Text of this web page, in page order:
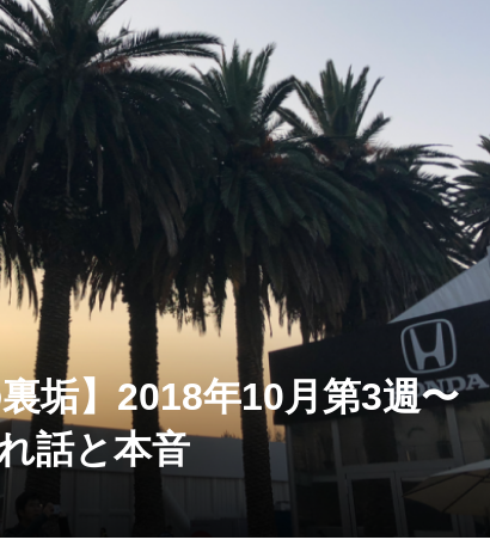
垢】2018年10月第3週〜
話と本音
在地
渉4...
【特別記事】レーシングブルズ、
VCARB 02を生み出すファクトリ